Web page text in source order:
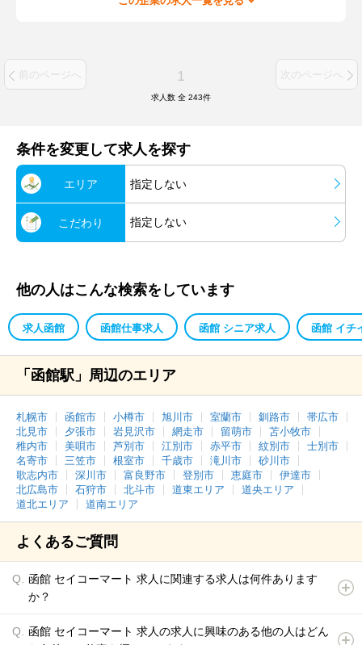
前のページへ 1 次のページへ
求人数 全 243件
条件を変更して求人を探す
エリア 指定しない
こだわり 指定しない
他の人はこんな検索をしています
求人函館 函館仕事求人 函館 シニア求人 函館 イチ
「函館駅」周辺のエリア
札幌市 函館市 小樽市 旭川市 室蘭市 釧路市
帯広市
北見市
夕張市 岩見沢市 網走市 留萌市
苫小牧市
稚内市
美唄市 芦別市 江別市 赤平市 紋別市
士別市
名寄市
三笠市 根室市 千歳市 滝川市
砂川市
歌志内市
深川市 富良野市 登別市 恵庭市
伊達市
北広島市
石狩市 北斗市 道東エリア
道央エリア
道北エリア
道南エリア
よくあるご質問
函館 セイコーマート 求人に関連する求人は何件あります
か？
函館 セイコーマート 求人の求人に興味のある他の人はどん